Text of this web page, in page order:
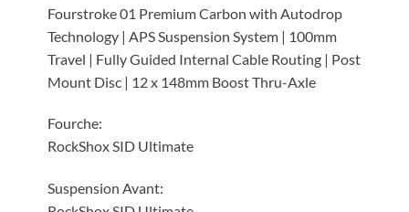
Fourstroke 01 Premium Carbon with Autodrop
Technology | APS Suspension System | 100mm
Travel | Fully Guided Internal Cable Routing | Post
Mount Disc | 12 x 148mm Boost Thru-Axle
Fourche:
RockShox SID Ultimate
Suspension Avant: